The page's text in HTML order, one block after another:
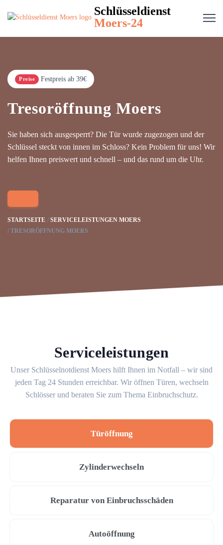
Schlüsseldienst
Moers-24
Preise Festpreis ab 39€
Tresoröffnung Moers
Sie haben sich ausgesperrt? Die Tür wurde zugezogen und der
Schlüssel steckt von innen im Schloss? Kein Problem für uns! Wir
helfen Ihnen preiswert und schnell – und das rund um die Uhr.
STARTSEITE
SERVICELEISTUNGEN MOERS
TRESORÖFFNUNG MOERS
Serviceleistungen
Unser Schlüsselnotdienst Moers hilft Ihnen im Notfall – wir sind
jeden Tag 24 Stunden erreichbar. Wir öffnen Türen, wechseln
Schlösser und beraten Sie zum Thema Einbruchschutz.
Türöffnung
Zylinderwechseln
Reparatur von Einbruchsschäden
Autoöffnung